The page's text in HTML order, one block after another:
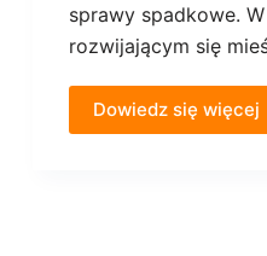
sprawy spadkowe.
rozwijającym się
Dowiedz się więcej